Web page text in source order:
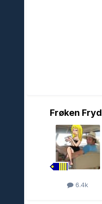
Frøken Fryd
6.4k